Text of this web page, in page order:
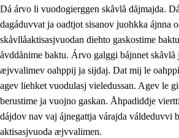
1.2 Identitiehtta ja kultuvralasj
1.3 Lájttális ájádallam ja estetihkalasj
1.4 Dahkamávvo, berustibme ja
1.5 Vieledus luonnduj ja
1.6 Demokratijja ja oassálasstem
Dá árvo li vuodogierggen skåvlå dåjmajda.
dagáduvvat ja oadtjot sisanov juohkka ájnna
skåvllåaktisasjvuodan diehto gaskostime
åvddånime baktu. Árvo galggi bájnnet skåvlå
æjvvalimev oahppij ja sijdaj. Dat mij le
agev liehket vuodulasj vieledussan. Agev le
berustime ja vuojno gaskan. Åhpadiddje
dájdov nav vaj ájnegattja várajda váldeduvvi
aktisasjvuoda æjvvalimen.